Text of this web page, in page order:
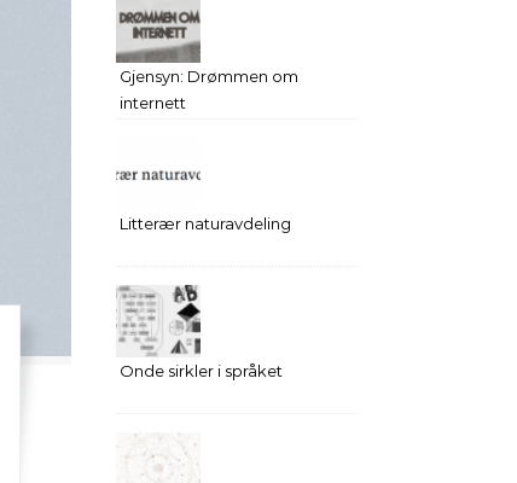
Gjensyn: Drømmen om
internett
Litterær naturavdeling
Onde sirkler i språket